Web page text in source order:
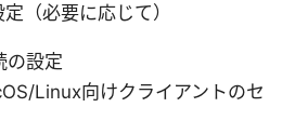
（必要に応じて）
の設定
Linux向けクライアントのセ